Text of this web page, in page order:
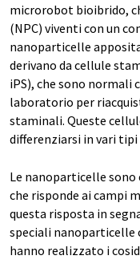
microrobot bioibrido,
(NPC) viventi con un
nanoparticelle
derivano da cellule
iPS), che sono
laboratorio per
staminali. Queste
differenziarsi in vari
Le nanoparticelle
che risponde ai campi
questa risposta in
speciali
hanno realizzato i